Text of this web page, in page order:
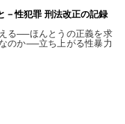
－性犯罪 刑法改正の記録
る──ほんとうの正義を求
のか──立ち上がる性暴力